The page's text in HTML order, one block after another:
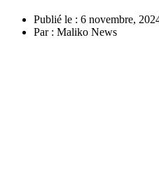
Publié le : 6 novembre,
Par : Maliko News